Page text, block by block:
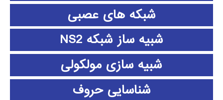
شبکه های عصبی
شبیه ساز شبکه NS2
شبیه سازی مولکولی
شناسایی حروف